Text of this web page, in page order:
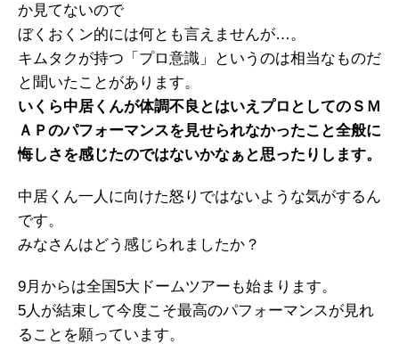
か見てないので
ぼくおくン的には何とも言えませんが…。
キムタクが持つ「プロ意識」というのは相当なものだ
と聞いたことがあります。
いくら中居くんが体調不良とはいえプロとしてのＳＭ
ＡＰのパフォーマンスを見せられなかったこと全般に
悔しさを感じたのではないかなぁと思ったりします。
中居くん一人に向けた怒りではないような気がするん
です。
みなさんはどう感じられましたか？
9月からは全国5大ドームツアーも始まります。
5人が結束して今度こそ最高のパフォーマンスが見れ
ることを願っています。